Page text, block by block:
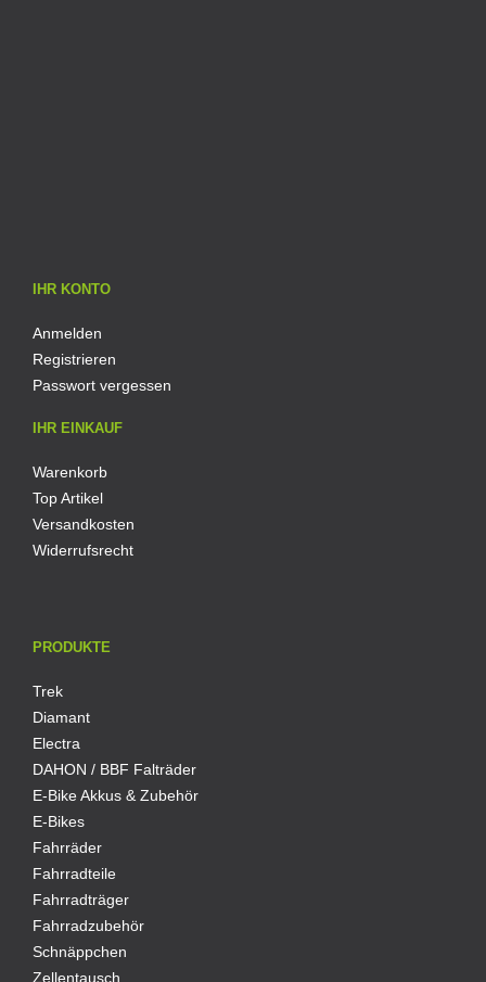
IHR KONTO
Anmelden
Registrieren
Passwort vergessen
IHR EINKAUF
Warenkorb
Top Artikel
Versandkosten
Widerrufsrecht
PRODUKTE
Trek
Diamant
Electra
DAHON / BBF Falträder
E-Bike Akkus & Zubehör
E-Bikes
Fahrräder
Fahrradteile
Fahrradträger
Fahrradzubehör
Schnäppchen
Zellentausch